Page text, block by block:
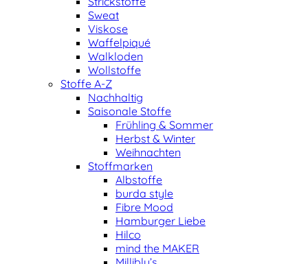
Sweat
Viskose
Waffelpiqué
Walkloden
Wollstoffe
Stoffe A-Z
Nachhaltig
Saisonale Stoffe
Frühling & Sommer
Herbst & Winter
Weihnachten
Stoffmarken
Albstoffe
burda style
Fibre Mood
Hamburger Liebe
Hilco
mind the MAKER